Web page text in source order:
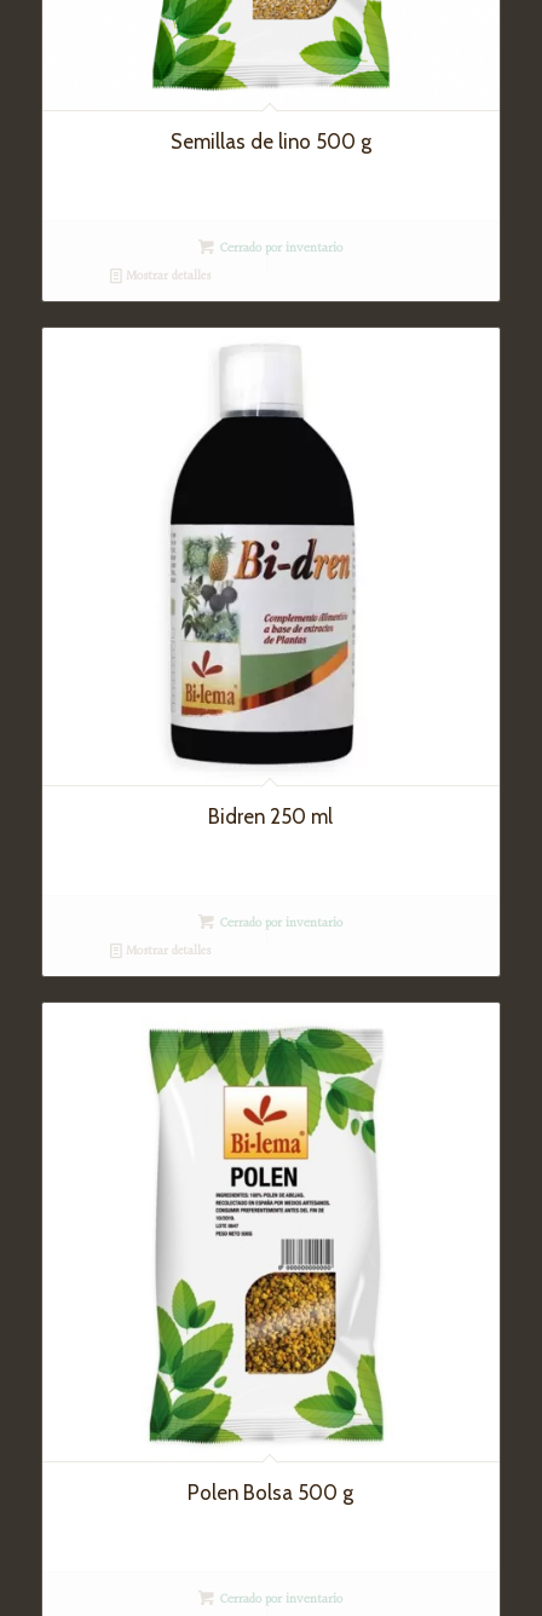
Semillas de lino 500 g
Cerrado por inventario
Mostrar detalles
Bidren 250 ml
Cerrado por inventario
Mostrar detalles
Polen Bolsa 500 g
Cerrado por inventario